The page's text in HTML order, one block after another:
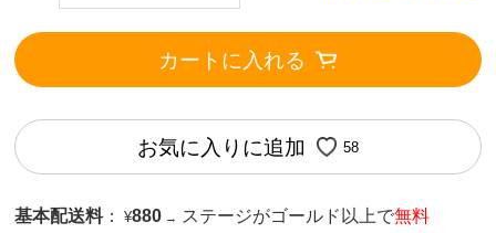
カートに入れる
お気に入りに追加 58
基本配送料 ： ¥880 → ステージがゴールド以上で無料